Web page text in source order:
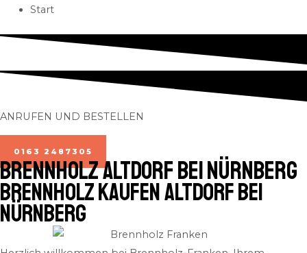
Start
ANRUFEN UND BESTELLEN
0163 2487305
BRENNHOLZ Altdorf bei Nürnberg
Brennholz kaufen Altdorf bei
Nürnberg